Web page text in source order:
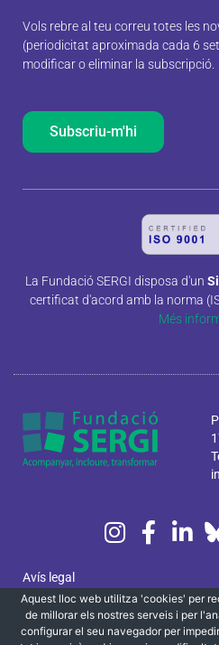
Vols rebre al teu correu totes les
(periodicitat aproximada cada 6
modificar o eliminar la subscripció.
Subscriu-m'hi
La Fundació SERGI disposa d'un
certificat d'acord amb la norma
Més
Avís legal
Política de privacitat i cookies
Canal ètic
Aquest lloc web utilitza 'cookies' per
de millorar els nostres serveis i per
configurar el seu navegador per